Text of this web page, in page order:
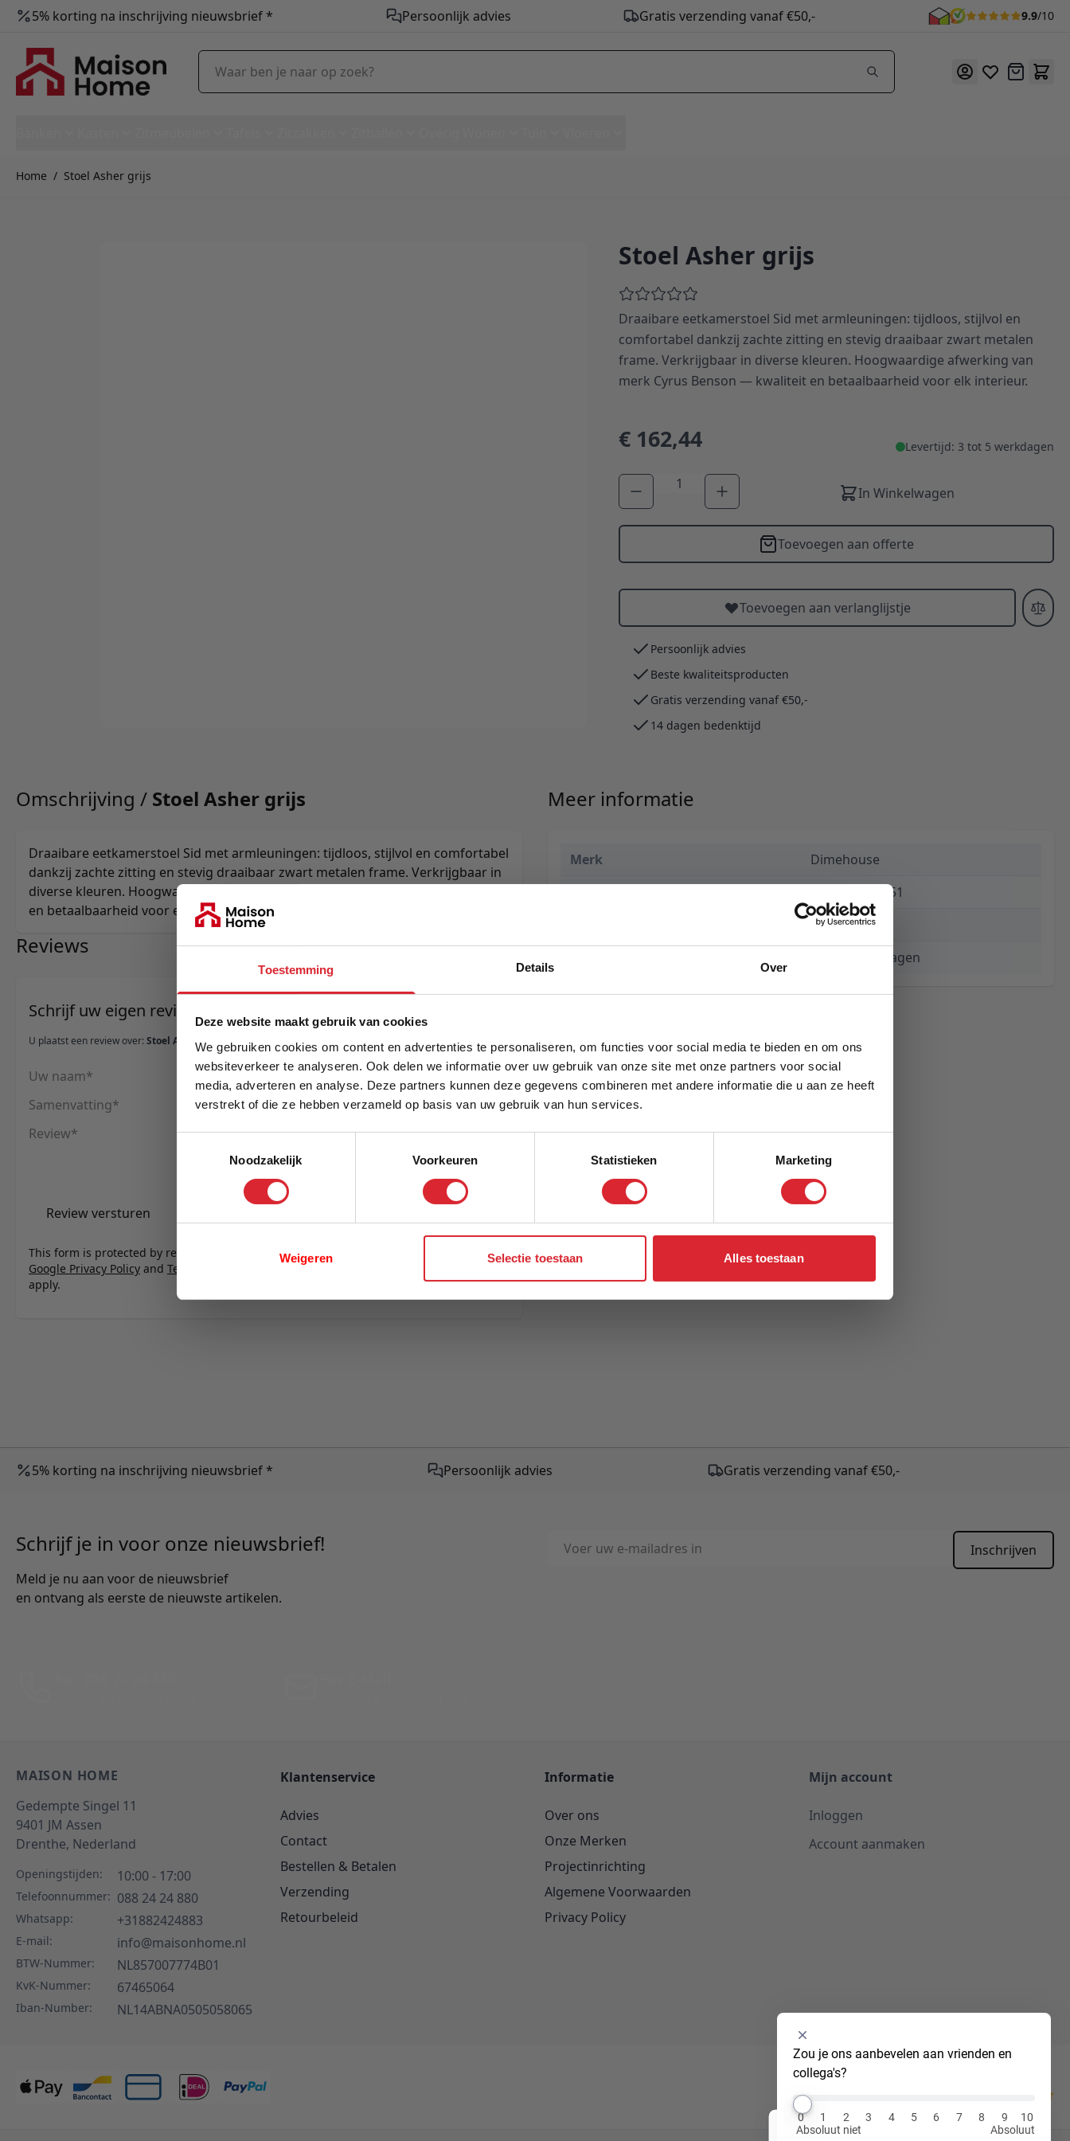
Toestemming Details Over
Deze website maakt gebruik van cookies
We gebruiken cookies om content en advertenties te personaliseren, om functies voor social media te bieden en om ons
websiteverkeer te analyseren. Ook delen we informatie over uw gebruik van onze site met onze partners voor social
media, adverteren en analyse. Deze partners kunnen deze gegevens combineren met andere informatie die u aan ze heeft
verstrekt of die ze hebben verzameld op basis van uw gebruik van hun services.
Noodzakelijk
Voorkeuren Statistieken Marketing
Weigeren Selectie toestaan Alles toestaan
5% korting na inschrijving nieuwsbrief * Persoonlijk advies Gratis verzending vanaf €50,- 9.9/10
Offerte
Waar ben je naar op zoek?
Home / Stoel Asher grijs
Stoel Asher grijs
Draaibare eetkamerstoel Sid met armleuningen: tijdloos, stijlvol en
comfortabel dankzij zachte zitting en stevig draaibaar zwart metalen
frame. Verkrijgbaar in diverse kleuren. Hoogwaardige afwerking van
merk Cyrus Benson — kwaliteit en betaalbaarheid voor elk interieur.
€ 162,44 Levertijd: 3 tot 5 werkdagen
Aantal
In Winkelwagen
Toevoegen aan offerte
Toevoegen aan verlanglijstje
Persoonlijk advies
Beste kwaliteitsproducten
Gratis verzending vanaf €50,-
14 dagen bedenktijd
Omschrijving / Stoel Asher grijs
Draaibare eetkamerstoel Sid met armleuningen: tijdloos, stijlvol en comfortabel
dankzij zachte zitting en stevig draaibaar zwart metalen frame. Verkrijgbaar in
diverse kleuren. Hoogwaardige afwerking van merk Cyrus Benson — kwaliteit
en betaalbaarheid voor elk interieur.
Reviews
Schrijf uw eigen review
U plaatst een review over: Stoel Asher grijs
Uw naam
Samenvatting
Review
Review versturen
This form is protected by reCAPTCHA - the
Google Privacy Policy and Terms of Service
apply.
Meer informatie
Merk
Dimehouse
8720239842951
€ 162,44
3 tot 5 werkdagen
5% korting na inschrijving nieuwsbrief * Persoonlijk advies Gratis verzending vanaf €50,-
Schrijf je in voor onze nieuwsbrief!
Meld je nu aan voor de nieuwsbrief
en ontvang als eerste de nieuwste artikelen.
E-mailadres
Inschrijven
MAISON HOME
Gedempte Singel 11
9401 JM Assen
Drenthe, Nederland
Openingstijden: 10:00 - 17:00
Telefoonnummer: 088 24 24 880
Whatsapp: +31882424883
E-mail: info@maisonhome.nl
BTW-Nummer: NL857007774B01
KvK-Nummer: 67465064
Iban-Number: NL14ABNA0505058065
Klantenservice
Advies
Contact
Bestellen & Betalen
Verzending
Retourbeleid
Informatie
Over ons
Onze Merken
Projectinrichting
Algemene Voorwaarden
Privacy Policy
Mijn account
Inloggen
Account aanmaken
Zou je ons aanbevelen aan vrienden en
collega's?
Selecteer
een
optie
van
0
tot
0 1 2 3 4 5 6 7 8 9
10
Absoluut niet
Absoluut
Hi! Ik ben Luna, jouw virtuele assistent!
5% Korting
Schrijf je in en ontvang direct een kortingscode